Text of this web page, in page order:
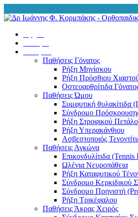
Παθήσεις Γόνατος
Ρήξη Μηνίσκου
Ρήξη Πρόσθιου
Οστεοαρθρίτιδα
Παθήσεις Ώμου
Συμφυτική
Σύνδρομο
Ρήξη Στροφικού
Ρήξη Υπερακάνθιου
Ασβεστοποιός
Παθήσεις Αγκώνα
Επικονδυλίτιδα
Ωλένια Νευροπάθεια
Ρήξη Καταφυτικού
Σύνδρομο Κερκιδικού
Σύνδρομο Πρηνιστή
Ρήξη Τρικέφαλου
Παθήσεις Άκρας Χειρός